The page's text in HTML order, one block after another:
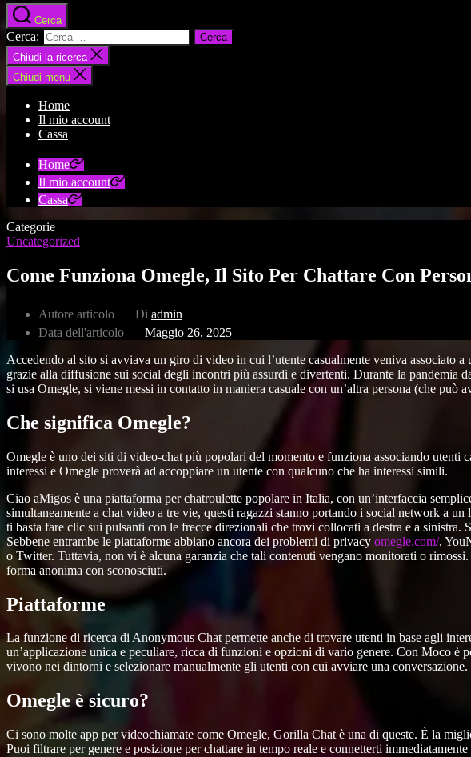
Cerca
Cerca:
Chiudi la ricerca
Chiudi menu
Home
Il mio account
Cassa
Home
Il mio account
Cassa
Categorie
Uncategorized
Come Funziona Omegle, Il Sito Per Chattare Con
Autore articolo Di admin
Data dell'articolo
Maggio 26, 2025
Accedendo al sito si avviava un giro di video in cui l’utente casualmente veniva associato
grazie alla diffusione sui social degli incontri più assurdi e divertenti. Durante la
si usa Omegle, si viene messi in contatto in maniera casuale con un’altra persona (che
Che significa Omegle?
Omegle è uno dei siti di video-chat più popolari del momento e funziona associando
interessi e Omegle proverà ad accoppiare un utente con qualcuno che ha interessi simili.
Ciao aMigos è una piattaforma per chatroulette popolare in Italia, con un’interfaccia
simultaneamente a chat video a tre vie, questi ragazzi stanno portando i social network a
ti basta fare clic sui pulsanti con le frecce direzionali che trovi collocati a destra e a
Sebbene entrambe le piattaforme abbiano ancora dei problemi di privacy omegle.com/,
o Twitter. Tuttavia, non vi è alcuna garanzia che tali contenuti vengano monitorati o
forma anonima con sconosciuti.
Piattaforme
La funzione di ricerca di Anonymous Chat permette anche di trovare utenti in base agli
un’applicazione unica e peculiare, ricca di funzioni e opzioni di vario genere. Con Moco
vivono nei dintorni e selezionare manualmente gli utenti con cui avviare una
Omegle è sicuro?
Ci sono molte app per videochiamate come Omegle, Gorilla Chat è una di queste. È la
Puoi filtrare per genere e posizione per chattare in tempo reale e connetterti